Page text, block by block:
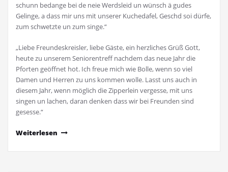
schunn bedange bei de neie Werdsleid un wünsch ä gudes
Gelinge, a dass mir uns mit unserer Kuchedafel, Geschd soi dürfe,
zum schwetzte un zum singe.“
„Liebe Freundeskreisler, liebe Gäste, ein herzliches Grüß Gott,
heute zu unserem Seniorentreff nachdem das neue Jahr die
Pforten geöffnet hot. Ich freue mich wie Bolle, wenn so viel
Damen und Herren zu uns kommen wolle. Lasst uns auch in
diesem Jahr, wenn möglich die Zipperlein vergesse, mit uns
singen un lachen, daran denken dass wir bei Freunden sind
gesesse.“
Weiterlesen